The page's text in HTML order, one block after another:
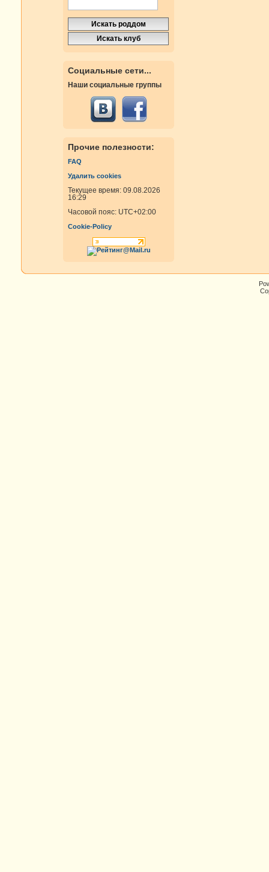
Социальные сети...
Наши социальные группы
Прочие полезности:
FAQ
Удалить cookies
Текущее время: 09.08.2026
16:29
Часовой пояс: UTC+02:00
Cookie-Policy